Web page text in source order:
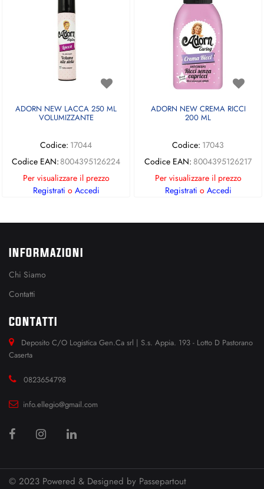
ADORN NEW LACCA 250 ML
VOLUMIZZANTE
Codice: 17044
Codice EAN: 8004395126224
Per visualizzare il prezzo
Registrati o Accedi
ADORN NEW CREMA RICCI
200 ML
Codice: 17043
Codice EAN: 8004395126217
Per visualizzare il prezzo
Registrati o Accedi
INFORMAZIONI
Chi Siamo
Contatti
CONTATTI
Deposito C/O Logistica Gen.Ca srl | S.s. Appia. 193 - Lotto D Pastorano
Caserta
0823654798
info.ellegio@gmail.com
© 2023 Powered & Designed by Passepartout